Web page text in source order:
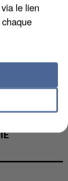
le lien